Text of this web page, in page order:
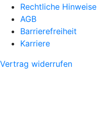
Rechtliche Hinweise
AGB
Barrierefreiheit
Karriere
Vertrag widerrufen